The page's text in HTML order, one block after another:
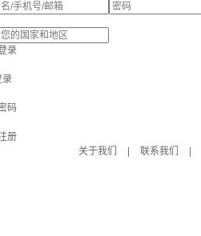
录
录
码
册
关于我们
联系我们